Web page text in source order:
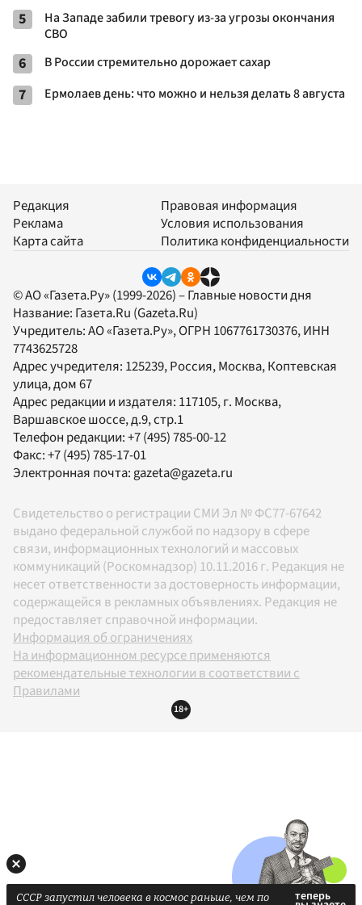
5
На Западе забили тревогу из-за угрозы окончания
СВО
6 В России стремительно дорожает сахар
7 Ермолаев день: что можно и нельзя делать 8 августа
Редакция
Реклама
Карта сайта
Правовая информация
Условия использования
Политика конфиденциальности
© АО «Газета.Ру» (1999-2026) – Главные новости дня
Название: Газета.Ru (Gazeta.Ru)
Учредитель:АО «Газета.Ру», ОГРН 1067761730376, ИНН
7743625728
Адрес учредителя: 125239, Россия, Москва, Коптевская
улица, дом 67
Адрес редакции и издателя: 117105, г. Москва,
Варшавское шоссе, д.9, стр.1
Телефон редакции:+7 (495) 785-00-12
Факс:+7 (495) 785-17-01
Электронная почта: gazeta@gazeta.ru
Свидетельство о регистрации СМИ Эл № ФС77-67642
выдано федеральной службой по надзору в сфере
связи, информационных технологий и массовых
коммуникаций (Роскомнадзор) 10.11.2016 г. Редакция не
несет ответственности за достоверность информации,
содержащейся в рекламных объявлениях. Редакция не
предоставляет справочной информации.
Информация об ограничениях
На информационном ресурсе применяются
рекомендательные технологии в соответствии с
Правилами
18+
СССР запустил человека в космос раньше, чем по